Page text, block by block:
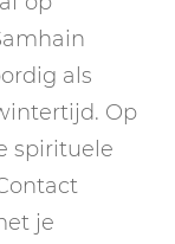
als
Op
spirituele
je